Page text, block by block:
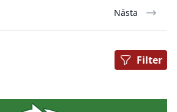
Nästa
Filter